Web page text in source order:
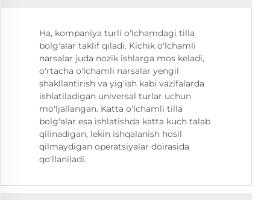
Ha, kompaniya turli o'lchamdagi tilla
bolg'alar taklif qiladi. Kichik o'lchamli
narsalar juda nozik ishlarga mos keladi,
o'rtacha o'lchamli narsalar yengil
shakllantirish va yig'ish kabi vazifalarda
ishlatiladigan universal turlar uchun
mo'ljallangan. Katta o'lchamli tilla
bolg'alar esa ishlatishda katta kuch talab
qilinadigan, lekin ishqalanish hosil
qilmaydigan operatsiyalar doirasida
qo'llaniladi.